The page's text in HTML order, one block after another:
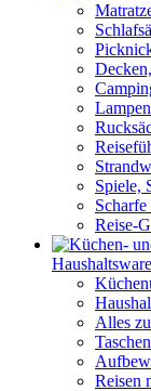
Spiele,
Scharfe
Reise-
Alles
Reisen